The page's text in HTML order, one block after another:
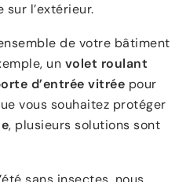
sur l’extérieur.
de votre bâtiment
un volet roulant
d’entrée vitrée pour
vous souhaitez protéger
, plusieurs solutions sont